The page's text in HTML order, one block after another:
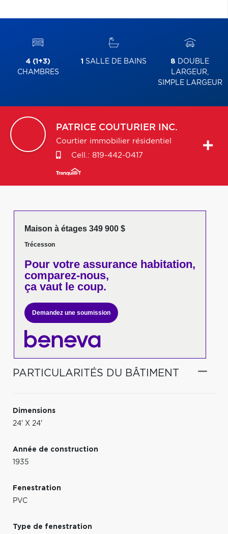
4 (1+3)
CHAMBRES
1 SALLE DE BAINS 8 DOUBLE
LARGEUR,
SIMPLE LARGEUR
PATRICE COUTURIER INC.
Courtier immobilier résidentiel
Cell.: 819-442-0417
Maison à étages 349 900 $
Trécesson
Pour votreassurance habitation,
comparez-nous,
ça vaut le coup.
Demandez une soumission
PARTICULARITÉS DU BÂTIMENT
Dimensions
24' X 24'
Année de construction
1935
Fenestration
PVC
Type de fenestration